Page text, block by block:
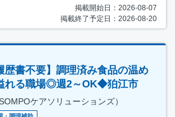
掲載開始日：2026-08-07
掲載終了予定日：2026-08-20
歴書不要】調理済み食品の温め
れる職場◎週2～OK◆狛江市
ケアソリューションズ）